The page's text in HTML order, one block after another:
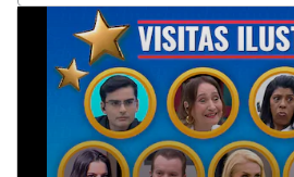
Opens in new window